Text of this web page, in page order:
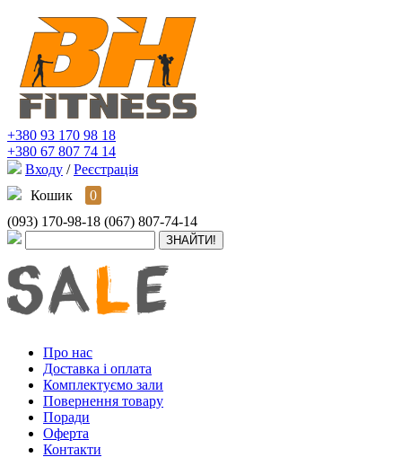
+380 93 170 98 18
+380 67 807 74 14
Входу / Реєстрація
Кошик
0
(093) 170-98-18 (067) 807-74-14
Про нас
Доставка і оплата
Комплектуємо зали
Повернення товару
Поради
Оферта
Контакти